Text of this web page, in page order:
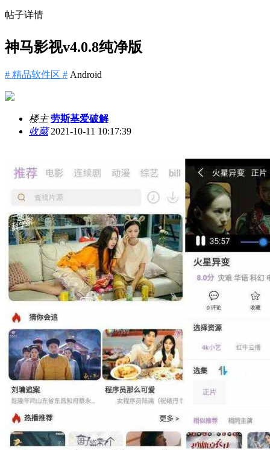
帖子详情
神马影视v4.0.8纯净版
# 精品软件区 # Android
楼主 劳斯基爱破解
收藏2021-10-11 10:17:39